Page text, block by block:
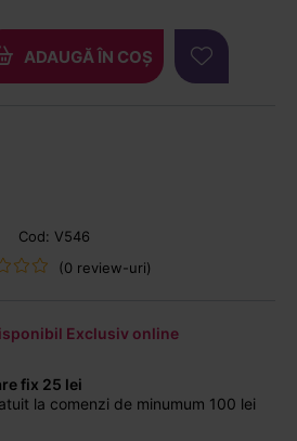
ADAUGĂ ÎN COȘ
Cod: V546
(0 review-uri)
Exclusiv online
fix 25 lei
la comenzi de minumum 100 lei